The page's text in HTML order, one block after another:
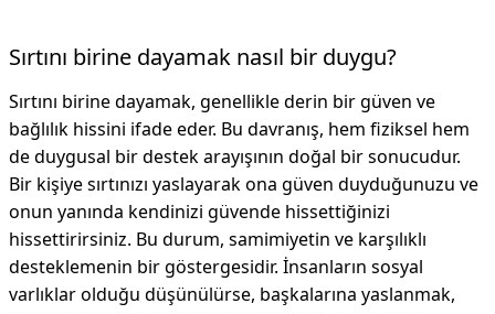
Sırtını birine dayamak nasıl bir duygu?
Sırtını birine dayamak, genellikle derin bir güven ve
bağlılık hissini ifade eder. Bu davranış, hem fiziksel hem
de duygusal bir destek arayışının doğal bir sonucudur.
Bir kişiye sırtınızı yaslayarak ona güven duyduğunuzu ve
onun yanında kendinizi güvende hissettiğinizi
hissettirirsiniz. Bu durum, samimiyetin ve karşılıklı
desteklemenin bir göstergesidir. İnsanların sosyal
varlıklar olduğu düşünülürse, başkalarına yaslanmak,